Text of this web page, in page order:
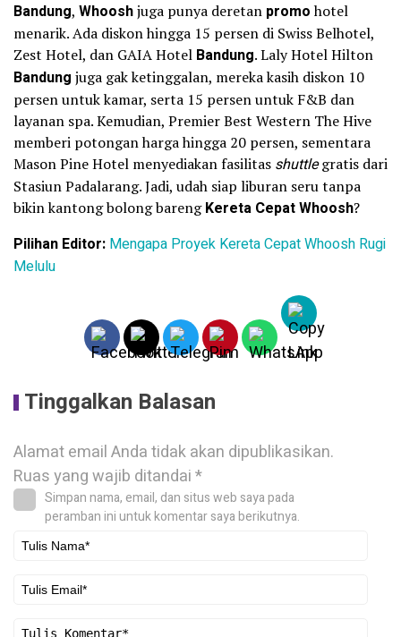
Bandung, Whooshjuga punya deretan promohotel
menarik. Ada diskon hingga 15 persen di Swiss Belhotel,
Zest Hotel, dan GAIA Hotel Bandung. Laly Hotel Hilton
Bandung juga gak ketinggalan, mereka kasih diskon 10
persen untuk kamar, serta 15 persen untuk F&B dan
layanan spa. Kemudian, Premier Best Western The Hive
memberi potongan harga hingga 20 persen, sementara
Mason Pine Hotel menyediakan fasilitas shuttlegratis dari
Stasiun Padalarang. Jadi, udah siap liburan seru tanpa
bikin kantong bolong barengKereta Cepat Whoosh?
Pilihan Editor: Mengapa Proyek Kereta Cepat Whoosh Rugi
Melulu
Tinggalkan Balasan
Alamat email Anda tidak akan dipublikasikan.
Ruas yang wajib ditandai*
Simpan nama, email, dan situs web saya pada
peramban ini untuk komentar saya berikutnya.